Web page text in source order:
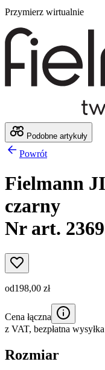
Przymierz wirtualnie
Podobne artykuły
Powrót
Fielmann
czarny
Nr art.
od198,00 zł
Cena łączna
z VAT, bezpłatna wysyłka
Rozmiar